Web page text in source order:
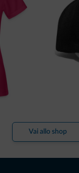
Vai allo shop